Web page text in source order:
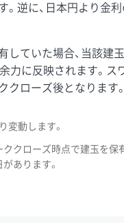
逆に、日本円より金
していた場合、当該建
力に反映されます。
クローズ後となります
変動します。
ククローズ時点で建玉を
あります。